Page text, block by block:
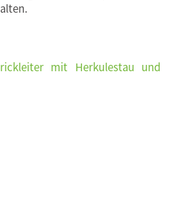
mit Herkulestau und